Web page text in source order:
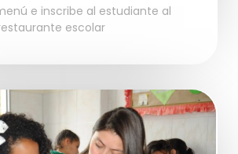
e inscribe al estudiante al
escolar